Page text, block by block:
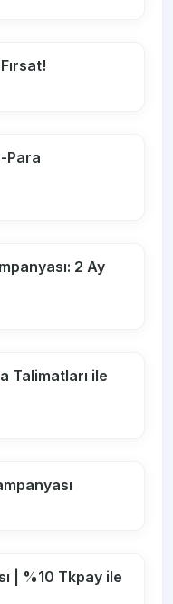
Para
2 Ay
Talimatları ile
| %10 Tkpay ile